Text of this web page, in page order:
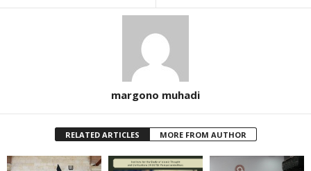
margono muhadi
RELATED ARTICLES MORE FROM AUTHOR